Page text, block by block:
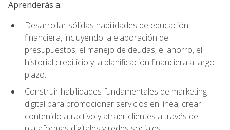
Aprenderás a:
Desarrollar sólidas habilidades de educación
financiera, incluyendo la elaboración de
presupuestos, el manejo de deudas, el ahorro, el
historial crediticio y la planificación financiera a largo
plazo.
Construir habilidades fundamentales de marketing
digital para promocionar servicios en línea, crear
contenido atractivo y atraer clientes a través de